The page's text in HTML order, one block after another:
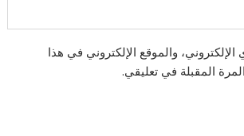
والموقع الإلكتروني في هذا
المقبلة في تعليقي.